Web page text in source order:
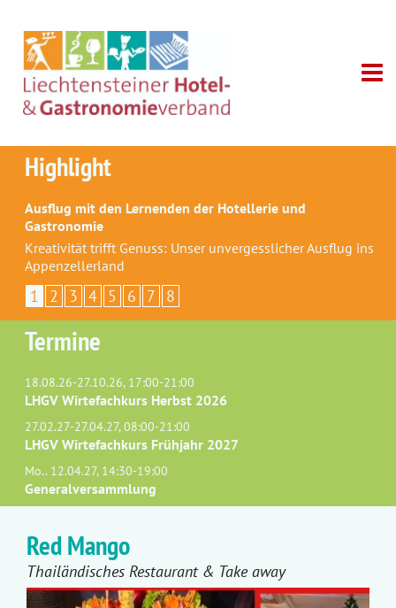
Highlight
Ausflug mit den Lernenden der Hotellerie und
Gastronomie
Kreativität trifft Genuss: Unser unvergesslicher Ausflug ins
Appenzellerland
1 2 3 4 5 6 7 8
Termine
18.08.26-27.10.26, 17:00-21:00
LHGV Wirtefachkurs Herbst 2026
27.02.27-27.04.27, 08:00-21:00
LHGV Wirtefachkurs Frühjahr 2027
Mo.. 12.04.27, 14:30-19:00
Generalversammlung
Red Mango
Thailändisches Restaurant & Take away